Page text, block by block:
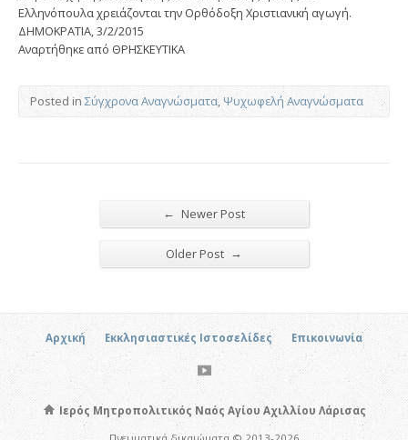
Ελληνόπουλα χρειάζονται την Ορθόδοξη Χριστιανική αγωγή.
ΔΗΜΟΚΡΑΤΙΑ, 3/2/2015
Αναρτήθηκε από ΘΡΗΣΚΕΥΤΙΚΑ
Posted in Σύγχρονα Αναγνώσματα,Ψυχωφελή Αναγνώσματα
← Newer Post
Older Post →
Αρχική Εκκλησιαστικές Ιστοσελίδες Επικοινωνία
Ιερός Μητροπολιτικός Ναός Αγίου Αχιλλίου Λάρισας